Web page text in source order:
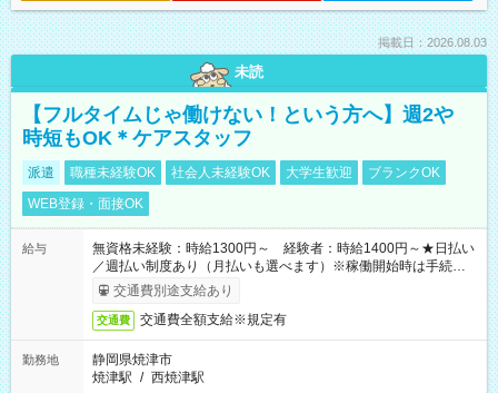
掲載日：2026.08.03
未読
【フルタイムじゃ働けない！という方へ】週2や
時短もOK＊ケアスタッフ
派遣 職種未経験OK 社会人未経験OK 大学生歓迎
ブランクOK
WEB登録・面接OK
給与
無資格未経験：時給1300円～ 経験者：時給1400円～★日払い
／週払い制度あり（月払いも選べます）※稼働開始時は手続き完
了次第のお支払いとなります。
交通費別途支給あり
交通費 交通費全額支給※規定有
勤務地
静岡県焼津市
焼津駅 / 西焼津駅